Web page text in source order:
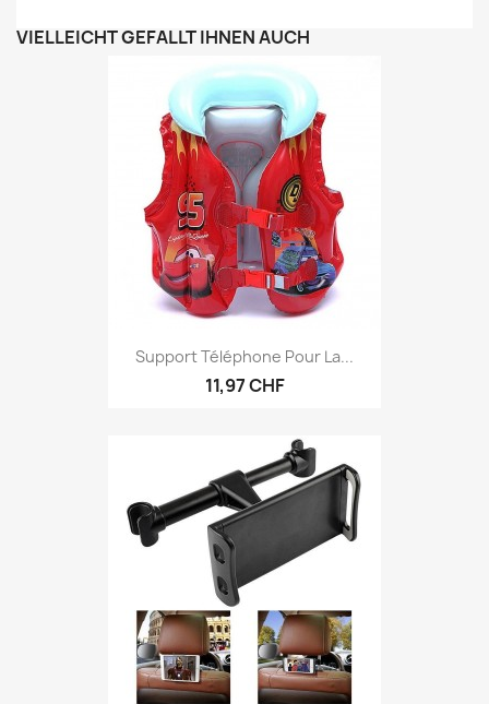
VIELLEICHT GEFÄLLT IHNEN AUCH
Support Téléphone Pour La...
11,97 CHF